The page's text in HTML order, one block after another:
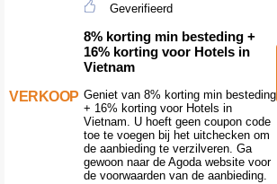
VERKOOP
Geverifieerd
8% korting min besteding +
16% korting voor Hotels in
Vietnam
Geniet van 8% korting min besteding
+ 16% korting voor Hotels in
Vietnam. U hoeft geen coupon code
toe te voegen bij het uitchecken om
de aanbieding te verzilveren. Ga
gewoon naar de Agoda website voor
de voorwaarden van de aanbieding.